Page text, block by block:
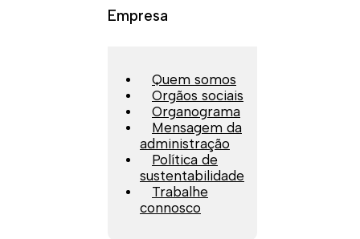
Empresa
Quem somos
Orgãos sociais
Organograma
Mensagem da
administração
Política de
sustentabilidade
Trabalhe
connosco